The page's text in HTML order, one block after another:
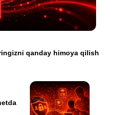
qanday himoya qilish